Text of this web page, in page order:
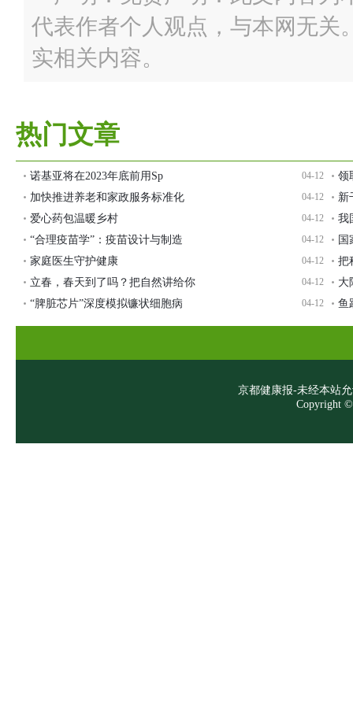
代表作者个人观点，与本网无关
实相关内容。
热门文章
诺基亚将在2023年底前用Sp 04-12
领
加快推进养老和家政服务标准化
04-12
新
爱心药包温暖乡村
04-12
我
“合理疫苗学”：疫苗设计与制造
04-12
家庭医生守护健康
04-12
把
立春，春天到了吗？把自然讲给你
04-12
大
“脾脏芯片”深度模拟镰状细胞病
04-12 鱼
京都健康报-未经本站
Copyright